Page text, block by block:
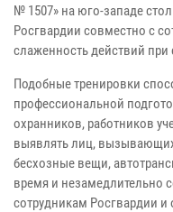
№ 1507» на юго-западе
Росгвардии совместно с
слаженность действий при
Подобные тренировки
профессиональной
охранников, работников
выявлять лиц,
бесхозные вещи,
время и
сотрудникам Росгвардии и